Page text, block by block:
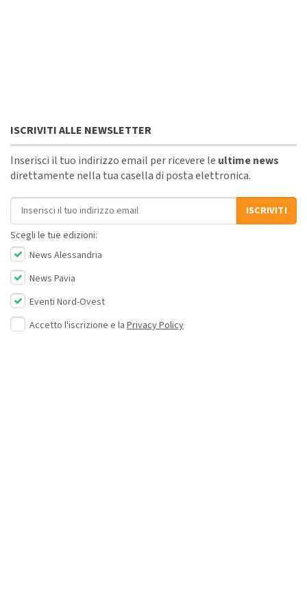
ISCRIVITI ALLE NEWSLETTER
Inserisci il tuo indirizzo email per ricevere le ultime news
direttamente nella tua casella di posta elettronica.
Indirizzo email
ISCRIVITI
Scegli le tue edizioni:
News Alessandria
News Pavia
Eventi Nord-Ovest
Accetto l'iscrizione e la Privacy Policy